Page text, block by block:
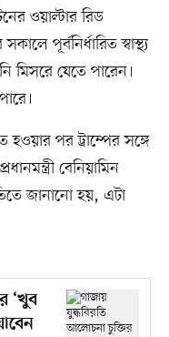
ওয়াল্টার রিড
পূর্বনির্ধারিত স্বাস্থ্য
মিসরে যেতে পারেন।
হওয়ার পর ট্রাম্পের সঙ্গে
বেনিয়ামিন
জানানো হয়, এটা
‘খুব